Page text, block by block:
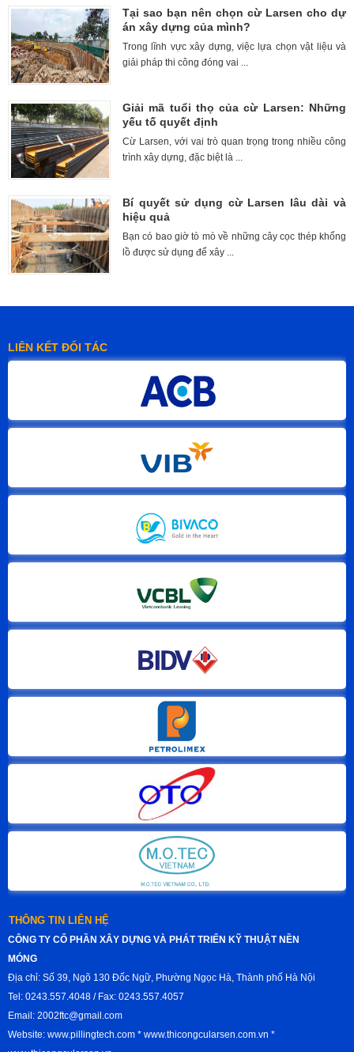
Tại sao bạn nên chọn cừ Larsen cho dự
án xây dựng của mình?
Trong lĩnh vực xây dựng, việc lựa chọn vật liệu và
giải pháp thi công đóng vai ...
Giải mã tuổi thọ của cừ Larsen: Những
yếu tố quyết định
Cừ Larsen, với vai trò quan trọng trong nhiều công
trình xây dựng, đặc biệt là ...
Bí quyết sử dụng cừ Larsen lâu dài và
hiệu quả
Bạn có bao giờ tò mò về những cây cọc thép khổng
lồ được sử dụng để xây ...
LIÊN KẾT ĐỐI TÁC
THÔNG TIN LIÊN HỆ
CÔNG TY CỔ PHẦN XÂY DỰNG VÀ PHÁT TRIỂN KỸ THUẬT NỀN
MÓNG
Địa chỉ: Số 39, Ngõ 130 Đốc Ngữ, Phường Ngọc Hà, Thành phố Hà Nội
Tel: 0243.557.4048 / Fax: 0243.557.4057
Email: 2002ftc@gmail.com
Website: www.pillingtech.com * www.thicongcularsen.com.vn *